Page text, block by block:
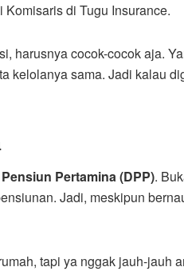
di Tugu Insurance.
harusnya cocok-cocok aja.
kelolanya sama. Jadi kalau
Pertamina (DPP).
Jadi, meskipun
tapi ya nggak jauh-jauh